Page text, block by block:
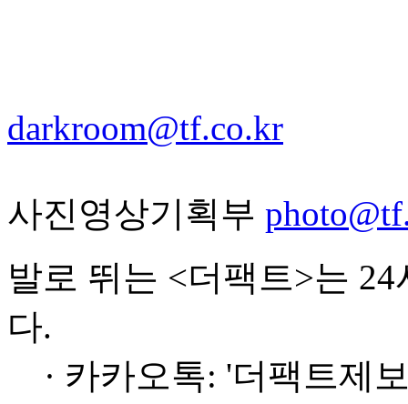
darkroom@tf.co.kr
사진영상기획부
발로 뛰는 <더팩트>는
다.
· 카카오톡: '더팩트제